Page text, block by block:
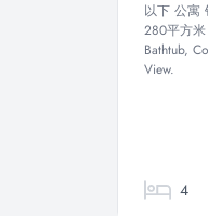
以下 公寓
280平方
Bathtub,
View.
4